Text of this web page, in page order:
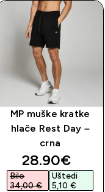
MP muške kratke
hlače Rest Day –
crna
discounted
28.90€‎
Bilo
34,00 €‎
Uštedi
5,10 €‎